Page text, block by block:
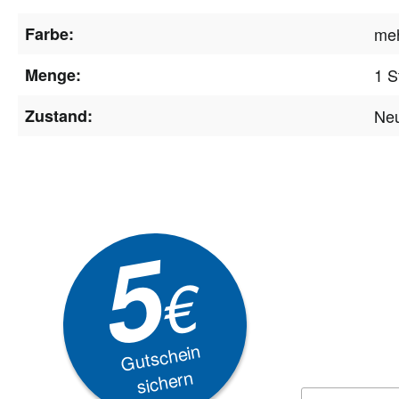
Farbe:
Menge:
1
Zustand:
5€
Gutschein
sichern